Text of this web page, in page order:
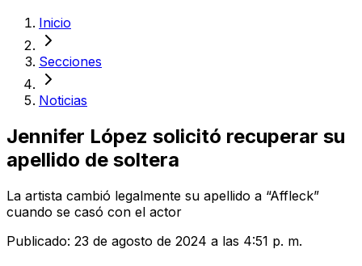
Inicio
Secciones
Noticias
Jennifer López solicitó recuperar su
apellido de soltera
La artista cambió legalmente su apellido a “Affleck”
cuando se casó con el actor
Publicado: 23 de agosto de 2024 a las 4:51 p. m.